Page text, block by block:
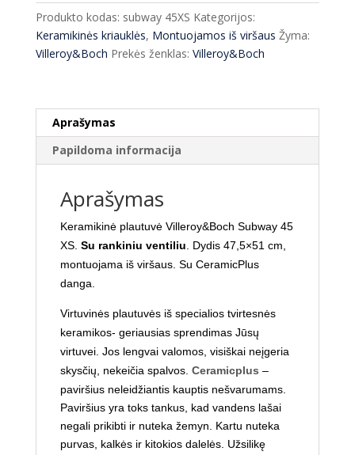
Villeroy&Boch
Subway45XS
47,5x51
Produkto kodas: subway 45XS Kategorijos:
Keramikinės kriauklės, Montuojamos iš viršaus Žyma:
Villeroy&Boch Prekės ženklas: Villeroy&Boch
Aprašymas
Papildoma informacija
Aprašymas
Keramikinė plautuvė Villeroy&Boch Subway 45
XS. Su rankiniu ventiliu
Dydis 47,5×51 cm,
montuojama iš viršaus. Su CeramicPlus
danga.
Virtuvinės plautuvės iš specialios tvirtesnės
keramikos- geriausias sprendimas Jūsų
virtuvei. Jos lengvai valomos, visiškai neįgeria
skysčių, nekeičia spalvos. Ceramicplus –
paviršius neleidžiantis kauptis nešvarumams.
Paviršius yra toks tankus, kad vandens lašai
negali prikibti ir nuteka žemyn. Kartu nuteka
purvas, kalkės ir kitokios dalelės. Užsilikę